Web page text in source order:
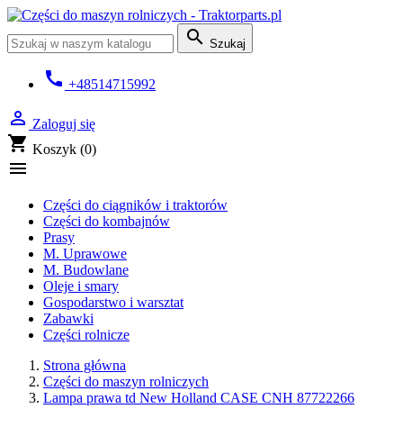
 Szukaj
call +48514715992
 Zaloguj się
shopping_cart Koszyk (0)

Części do ciągników i traktorów
Części do kombajnów
Prasy
M. Uprawowe
M. Budowlane
Oleje i smary
Gospodarstwo i warsztat
Zabawki
Części rolnicze
Strona główna
Części do maszyn rolniczych
Lampa prawa td New Holland CASE CNH 87722266